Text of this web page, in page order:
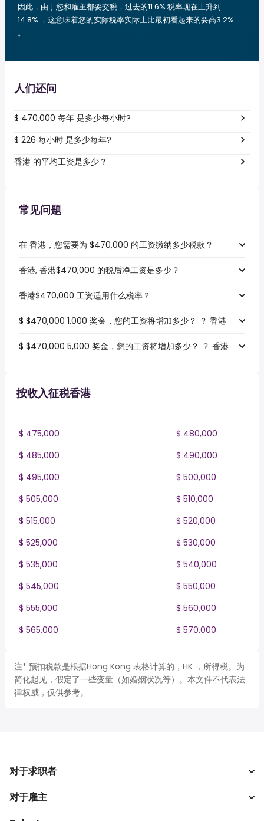
因此，由于您和雇主都要交税，过去的11.6% 税率现在上升到
14.8% ，这意味着您的实际税率实际上比最初看起来的要高3.2%
。
人们还问
$ 470,000 每年 是多少每小时?
$ 226 每小时 是多少每年?
香港 的平均工资是多少？
常见问题
在 香港，您需要为 $470,000 的工资缴纳多少税款？
香港, 香港$470,000 的税后净工资是多少？
香港$470,000 工资适用什么税率？
$ $470,000 1,000 奖金，您的工资将增加多少？ ？ 香港
$ $470,000 5,000 奖金，您的工资将增加多少？ ？ 香港
按收入征税香港
$ 475,000
$ 480,000
$ 485,000
$ 490,000
$ 495,000
$ 500,000
$ 505,000
$ 510,000
$ 515,000
$ 520,000
$ 525,000
$ 530,000
$ 535,000
$ 540,000
$ 545,000
$ 550,000
$ 555,000
$ 560,000
$ 565,000
$ 570,000
注* 预扣税款是根据Hong Kong 表格计算的，HK ，所得税。为
简化起见，假定了一些变量（如婚姻状况等）。本文件不代表法
律权威，仅供参考。
对于求职者
搜索工作
对于雇主